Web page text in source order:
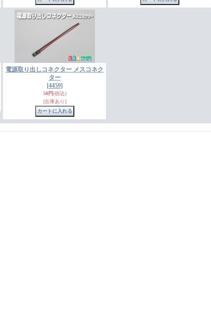
電源取り出しコネクター メスコネク
ター
[4459]
50円(税込)
[在庫あり]